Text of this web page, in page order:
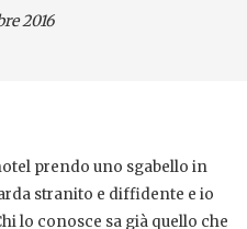
2016
prendo uno sgabello in
stranito e diffidente e io
lo conosce sa già quello che